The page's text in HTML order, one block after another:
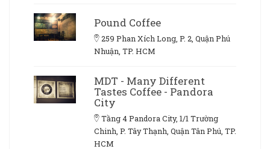
Pound Coffee
259 Phan Xích Long, P. 2, Quận Phú
Nhuận, TP. HCM
MDT - Many Different
Tastes Coffee - Pandora
City
Tầng 4 Pandora City, 1/1 Trường
Chinh, P. Tây Thạnh, Quận Tân Phú, TP.
HCM